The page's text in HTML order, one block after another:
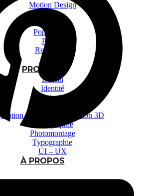
Motion Design
Outils
Pop Culture
Projets
Ressources
PROJETS
Dessin
Identité
Illustration
Montage vidéo
Motion Design – Conception 3D
Photographie
Photomontage
Typographie
UI – UX
À PROPOS